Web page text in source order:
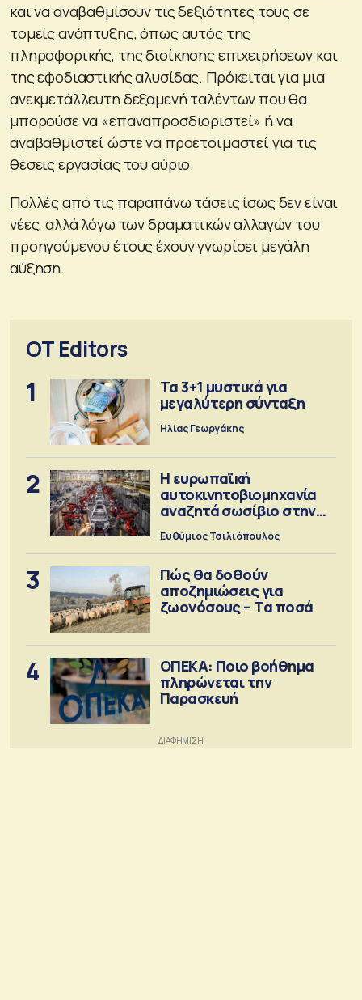
και να αναβαθμίσουν τις δεξιότητες τους σε
τομείς ανάπτυξης, όπως αυτός της
πληροφορικής, της διοίκησης επιχειρήσεων και
της εφοδιαστικής αλυσίδας. Πρόκειται για μια
ανεκμετάλλευτη δεξαμενή ταλέντων που θα
μπορούσε να «επαναπροσδιοριστεί» ή να
αναβαθμιστεί ώστε να προετοιμαστεί για τις
θέσεις εργασίας του αύριο.
Πολλές από τις παραπάνω τάσεις ίσως δεν είναι
νέες, αλλά λόγω των δραματικών αλλαγών του
προηγούμενου έτους έχουν γνωρίσει μεγάλη
αύξηση.
OT Editors
1
Τα 3+1 μυστικά για
μεγαλύτερη σύνταξη
Ηλίας Γεωργάκης
2
Η ευρωπαϊκή
αυτοκινητοβιομηχανία
αναζητά σωσίβιο στην
Κίνα
Ευθύμιος Τσιλιόπουλος
3
Πώς θα δοθούν
αποζημιώσεις για
ζωονόσους – Τα ποσά
4
ΟΠΕΚΑ: Ποιο βοήθημα
πληρώνεται την
Παρασκευή